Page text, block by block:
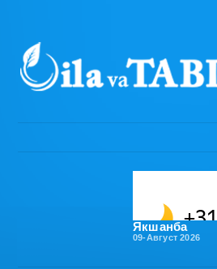
Бош саҳифа
Якшанба
09-Август 2026